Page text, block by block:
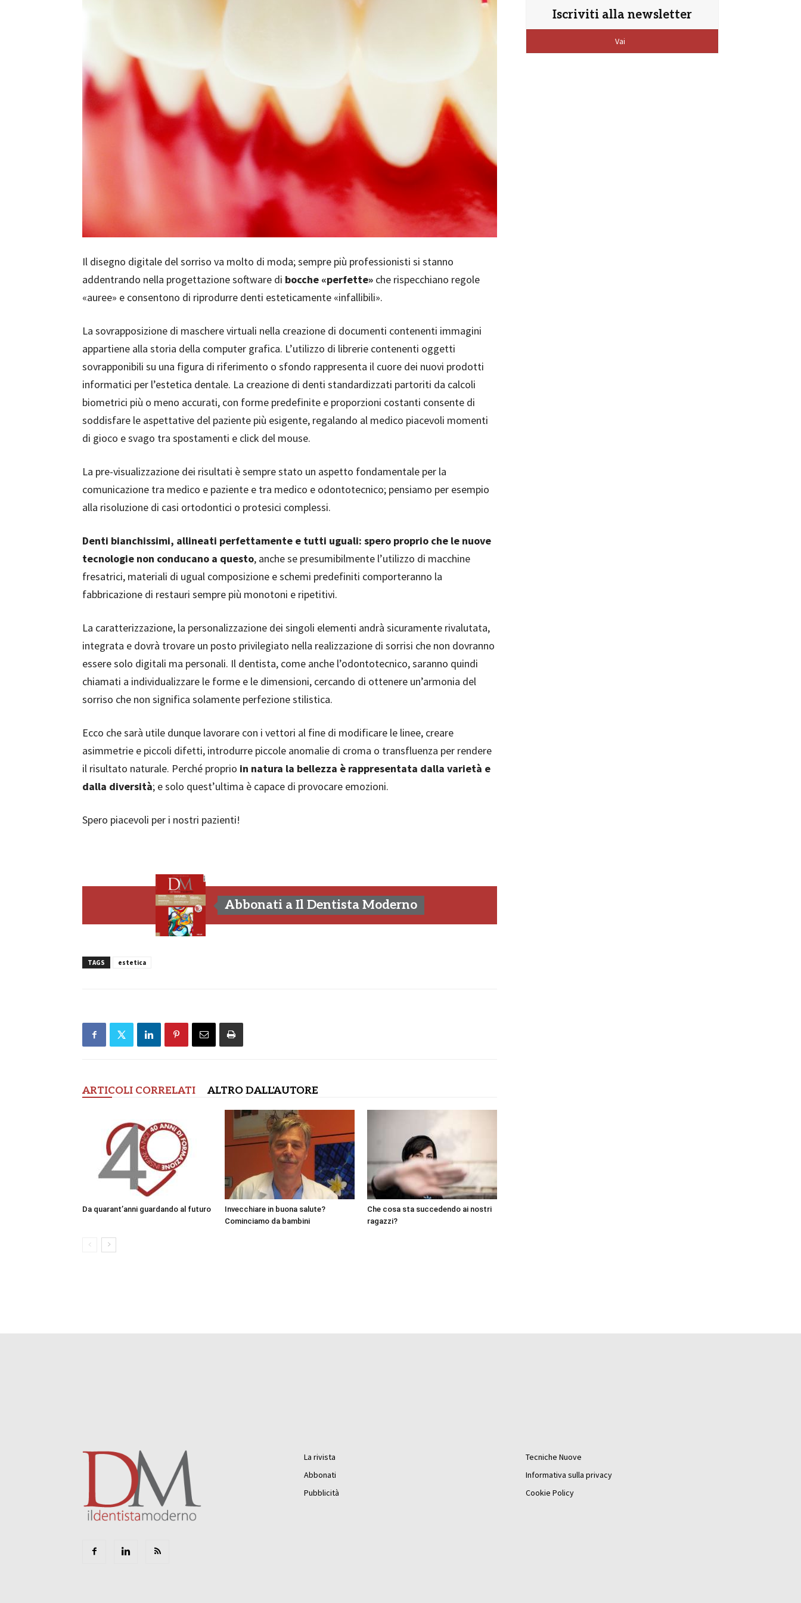
Il disegno digitale del sorriso va molto di moda; sempre più professionisti si stanno
addentrando nella progettazione software di bocche «perfette» che rispecchiano regole
«auree» e consentono di riprodurre denti esteticamente «infallibili».
La sovrapposizione di maschere virtuali nella creazione di documenti contenenti immagini
appartiene alla storia della computer grafica. L’utilizzo di librerie contenenti oggetti
sovrapponibili su una figura di riferimento o sfondo rappresenta il cuore dei nuovi prodotti
informatici per l’estetica dentale. La creazione di denti standardizzati partoriti da calcoli
biometrici più o meno accurati, con forme predefinite e proporzioni costanti consente di
soddisfare le aspettative del paziente più esigente, regalando al medico piacevoli momenti
di gioco e svago tra spostamenti e click del mouse.
La pre-visualizzazione dei risultati è sempre stato un aspetto fondamentale per la
comunicazione tra medico e paziente e tra medico e odontotecnico; pensiamo per esempio
alla risoluzione di casi ortodontici o protesici complessi.
Denti bianchissimi, allineati perfettamente e tutti uguali: spero proprio che le nuove
tecnologie non conducano a questo, anche se presumibilmente l’utilizzo di macchine
fresatrici, materiali di ugual composizione e schemi predefiniti comporteranno la
fabbricazione di restauri sempre più monotoni e ripetitivi.
La caratterizzazione, la personalizzazione dei singoli elementi andrà sicuramente rivalutata,
integrata e dovrà trovare un posto privilegiato nella realizzazione di sorrisi che non dovranno
essere solo digitali ma personali. Il dentista, come anche l’odontotecnico, saranno quindi
chiamati a individualizzare le forme e le dimensioni, cercando di ottenere un’armonia del
sorriso che non significa solamente perfezione stilistica.
Ecco che sarà utile dunque lavorare con i vettori al fine di modificare le linee, creare
asimmetrie e piccoli difetti, introdurre piccole anomalie di croma o transfluenza per rendere
il risultato naturale. Perché proprio in natura la bellezza è rappresentata dalla varietà e
dalla diversità; e solo quest’ultima è capace di provocare emozioni.
Spero piacevoli per i nostri pazienti!
Abbonati a Il Dentista Moderno
TAGS estetica
ARTICOLI CORRELATI ALTRO DALL'AUTORE
Da quarant’anni guardando al futuro
Invecchiare in buona salute?
Cominciamo da bambini
Che cosa sta succedendo ai nostri
ragazzi?
Iscriviti alla newsletter
Vai
La rivista
Abbonati
Pubblicità
Tecniche Nuove
Informativa sulla privacy
Cookie Policy